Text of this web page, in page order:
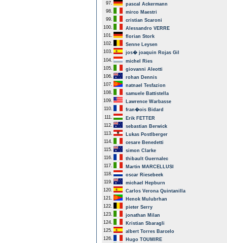
97.
pascal Ackermann
98.
mirco Maestri
99.
cristian Scaroni
100.
Alessandro VERRE
101.
florian Stork
102.
Senne Leysen
103.
jos� joaquin Rojas Gil
104.
michel Ries
105.
giovanni Aleotti
106.
rohan Dennis
107.
natnael Tesfazion
108.
samuele Battistella
109.
Lawrence Warbasse
110.
fran�ois Bidard
111.
Erik FETTER
112.
sebastian Berwick
113.
Lukas Postlberger
114.
cesare Benedetti
115.
simon Clarke
116.
thibault Guernalec
117.
Martin MARCELLUSI
118.
oscar Riesebeek
119.
michael Hepburn
120.
Carlos Verona Quintanilla
121.
Henok Mulubrhan
122.
pieter Serry
123.
jonathan Milan
124.
Kristian Sbaragli
125.
albert Torres Barcelo
126.
Hugo TOUMIRE